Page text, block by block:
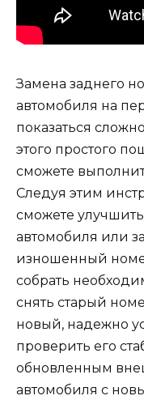
Замена заднего
автомобиля на
показаться
этого простого
сможете
Следуя этим
сможете
автомобиля или
изношенный
собрать
снять старый
новый, надежно
проверить его
обновленным
автомобиля с